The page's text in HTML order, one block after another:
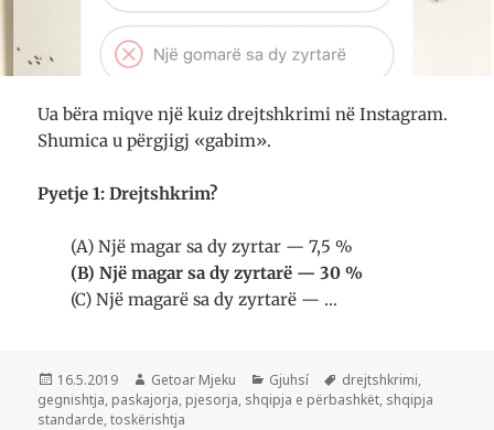
Ua bëra miqve një kuiz drejtshkrimi në Insta­gram.
Shumica u përgjigj «gabim».
Pyetje 1: Drejtshkrim?
(A) Një magar sa dy zyrtar — 7,5 %
(B) Një magar sa dy zyrtarë — 30 %
(C) Një magarë sa dy zyrtarë — …
Postuar
më
16.5.2019 Autor
Getoar Mjeku Kategori
Gjuhsí Etiketa
drejtshkrimi,
gegnishtja, paskajorja, pjesorja, shqipja e përbashkët, shqipja
standarde,toskërishtja